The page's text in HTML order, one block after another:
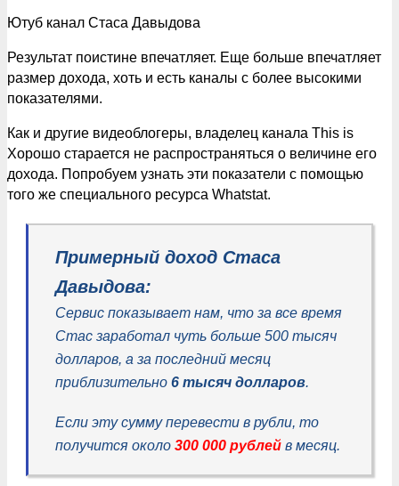
Ютуб канал Стаса Давыдова
Результат поистине впечатляет. Еще больше впечатляет
размер дохода, хоть и есть каналы с более высокими
показателями.
Как и другие видеоблогеры, владелец канала This is
Хорошо старается не распространяться о величине его
дохода. Попробуем узнать эти показатели с помощью
того же специального ресурса Whatstat.
Примерный доход Стаса
Давыдова:
Сервис показывает нам, что за все время
Стас заработал чуть больше 500 тысяч
долларов, а за последний месяц
приблизительно 6 тысяч долларов.
Если эту сумму перевести в рубли, то
получится около 300 000 рублей в месяц.